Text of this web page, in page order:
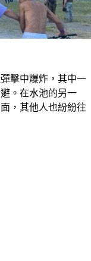
擊中爆炸，其中一
。在水池的另一
，其他人也紛紛往